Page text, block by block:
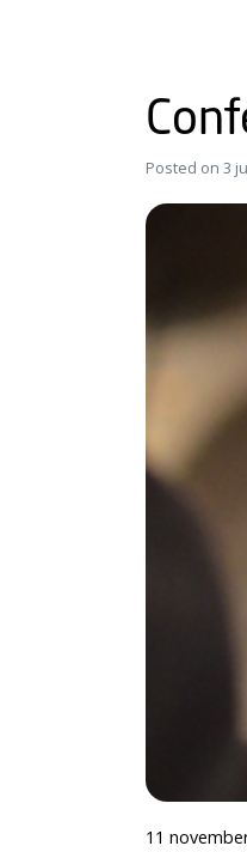
Posted on 3
11